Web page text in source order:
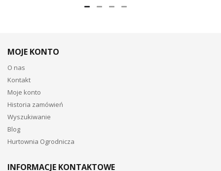
MOJE KONTO
O nas
Kontakt
Moje konto
Historia zamówień
Wyszukiwanie
Blog
Hurtownia Ogrodnicza
INFORMACJE KONTAKTOWE